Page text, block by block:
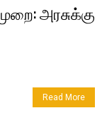
அரசுக்கு
Read More